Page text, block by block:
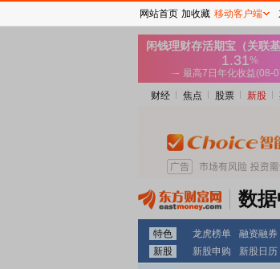
财经 焦点 股票 新股
数
特色 龙虎榜单 融资融券
新股
新股申购 新股日历
网站首页 加收藏 移动客户端